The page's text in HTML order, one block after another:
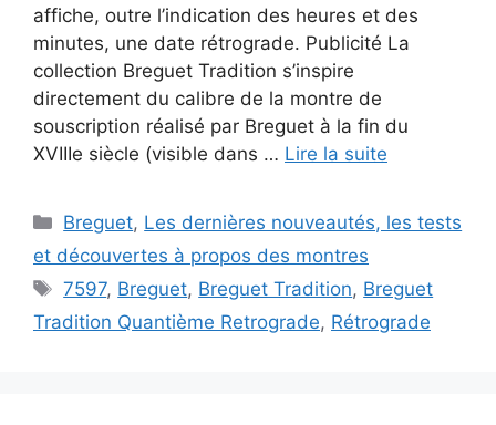
affiche, outre l’indication des heures et des
minutes, une date rétrograde. Publicité La
collection Breguet Tradition s’inspire
directement du calibre de la montre de
souscription réalisé par Breguet à la fin du
XVIIIe siècle (visible dans … Lire la suite
Catégories
Breguet, Les dernières nouveautés, les tests
et découvertes à propos des montres
Étiquettes
7597, Breguet, Breguet Tradition, Breguet
Tradition Quantième Retrograde, Rétrograde